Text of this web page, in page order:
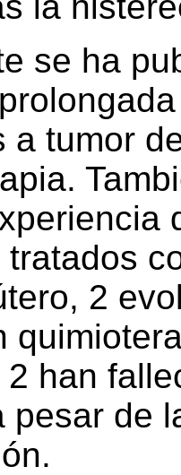
se ha
a tumor
2
han
pesar de